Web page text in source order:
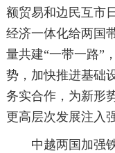
额贸易和边民互市
经济一体化给两国
量共建“一带一路”
势，加快推进基础
务实合作，为新形
更高层次发展注入
中越两国加强铁